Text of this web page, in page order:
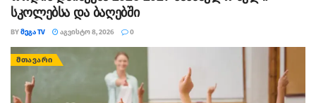
სკოლებსა და ბაღებში
BYᲛᲔᲒᲐ TV ᲐᲒᲕᲘᲡᲢᲝ 8, 2026 0
ᲛᲗᲐᲕᲐᲠᲘ